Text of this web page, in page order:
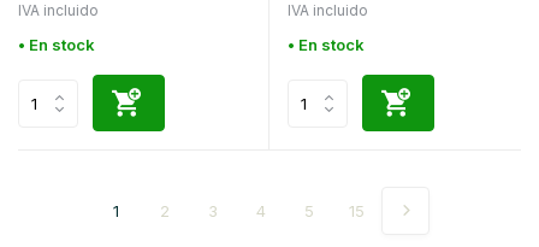
IVA incluido
• En stock
IVA incluido
• En stock
1 2 3 4 5 15